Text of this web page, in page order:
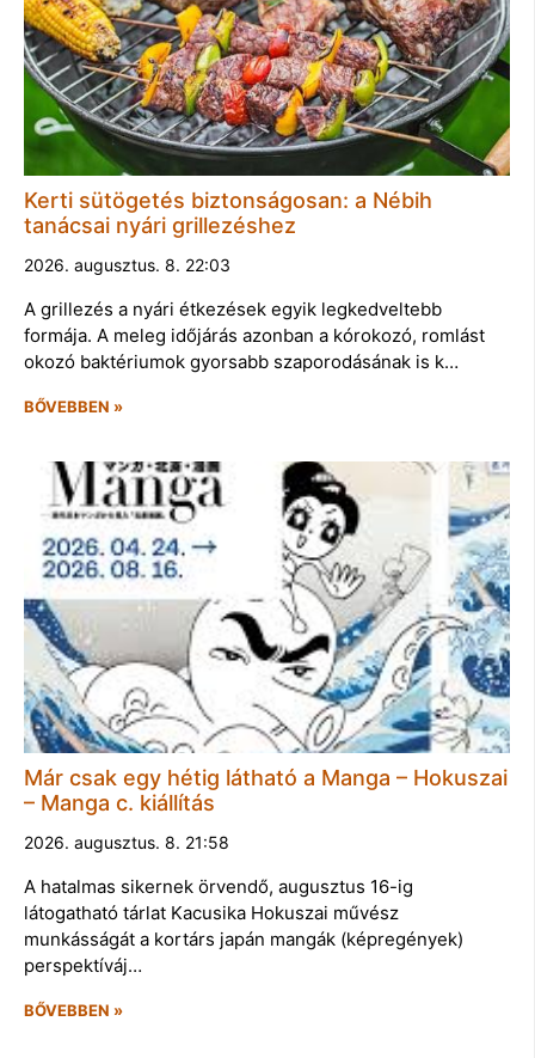
Kerti sütögetés biztonságosan: a Nébih
tanácsai nyári grillezéshez
2026. augusztus. 8. 22:03
A grillezés a nyári étkezések egyik legkedveltebb
formája. A meleg időjárás azonban a kórokozó, romlást
okozó baktériumok gyorsabb szaporodásának is k…
BŐVEBBEN »
Már csak egy hétig látható a Manga – Hokuszai
– Manga c. kiállítás
2026. augusztus. 8. 21:58
A hatalmas sikernek örvendő, augusztus 16-ig
látogatható tárlat Kacusika Hokuszai művész
munkásságát a kortárs japán mangák (képregények)
perspektíváj…
BŐVEBBEN »